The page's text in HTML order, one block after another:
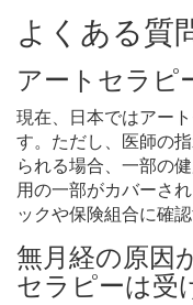
よくある質
アートセラピ
現在、日本ではアー
す。ただし、医師の
られる場合、一部の
用の一部がカバーさ
ックや保険組合に確
無月経の原因
セラピーは受